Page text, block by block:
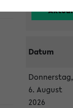
Datum
Donnerstag,
6. August
2026